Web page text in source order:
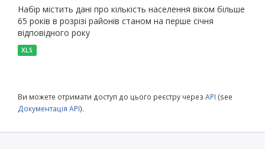
Набір містить дані про кількість населення віком більше
65 років в розрізі районів станом на перше січня
відповідного року
XLS
Ви можете отримати доступ до цього реєстру через API (see
Документація API).